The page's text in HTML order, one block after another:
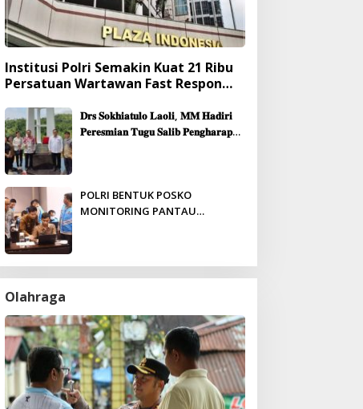
Institusi Polri Semakin Kuat 21 Ribu
Persatuan Wartawan Fast Respon
𝐃𝐫𝐬 𝐒𝐨𝐤𝐡𝐢𝐚𝐭𝐮𝐥𝐨 𝐋𝐚𝐨𝐥𝐢, 𝐌𝐌 𝐇𝐚𝐝𝐢𝐫𝐢
𝐏𝐞𝐫𝐞𝐬𝐦𝐢𝐚𝐧 𝐓𝐮𝐠𝐮 𝐒𝐚𝐥𝐢𝐛 𝐏𝐞𝐧𝐠𝐡𝐚𝐫𝐚𝐩𝐚𝐧
POLRI BENTUK POSKO
MONITORING PANTAU
Olahraga